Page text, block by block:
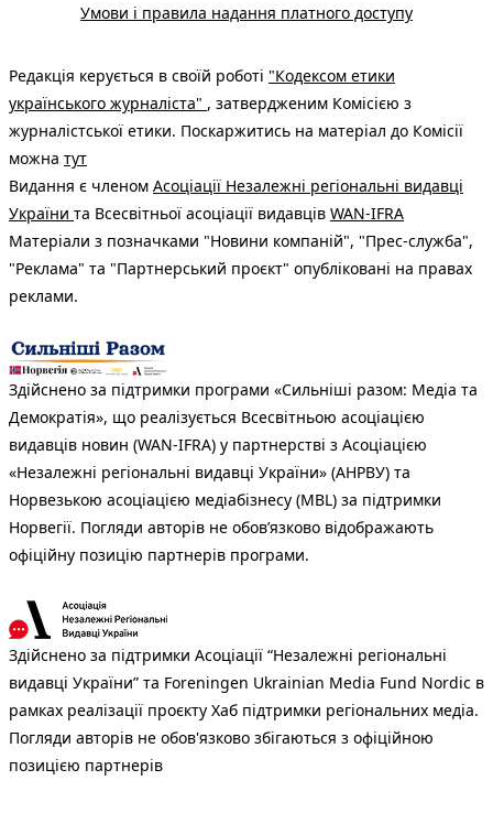
Умови і правила надання платного доступу
Редакція керується в своїй роботі "Кодексом етики
українського журналіста" , затвердженим Комісією з
журналістської етики. Поскаржитись на матеріал до Комісії
можна тут
Видання є членом Асоціації Незалежні регіональні видавці
України та Всесвітньої асоціації видавців WAN-IFRA
Матеріали з позначками "Новини компаній", "Прес-служба",
"Реклама" та "Партнерський проєкт" опубліковані на правах
реклами.
Здійснено за підтримки програми «Сильніші разом: Медіа та
Демократія», що реалізується Всесвітньою асоціацією
видавців новин (WAN-IFRA) у партнерстві з Асоціацією
«Незалежні регіональні видавці України» (АНРВУ) та
Норвезькою асоціацією медіабізнесу (MBL) за підтримки
Норвегії. Погляди авторів не обов’язково відображають
офіційну позицію партнерів програми.
Здійснено за підтримки Асоціації “Незалежні регіональні
видавці України” та Foreningen Ukrainian Media Fund Nordic в
рамках реалізації проєкту Хаб підтримки регіональних медіа.
Погляди авторів не обов'язково збігаються з офіційною
позицією партнерів